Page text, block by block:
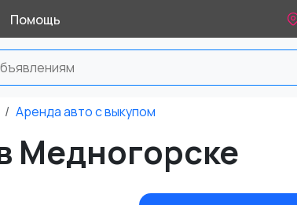
Помощь
Аренда авто с выкупом
Медногорске